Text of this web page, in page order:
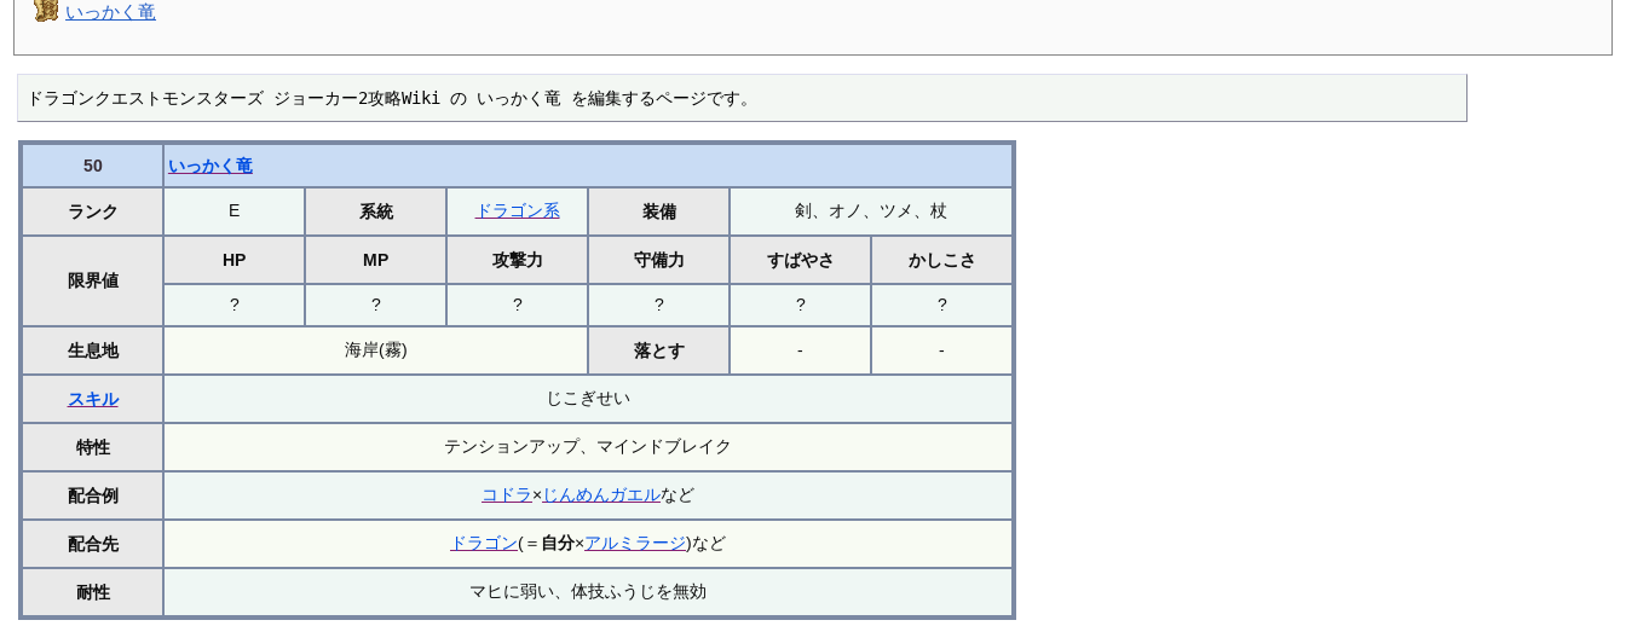
いっかく竜
ドラゴンクエストモンスターズ ジョーカー2攻略Wiki の いっかく竜 を編集するページです。
50 いっかく竜
ランク E 系統 ドラゴン系 装備 剣、オノ、ツメ、杖
限界値
HP MP 攻撃力 守備力 すばやさ かしこさ
? ? ? ? ? ?
生息地 海岸(霧) 落とす - -
スキル じこぎせい
特性 テンションアップ、マインドブレイク
配合例 コドラ× じんめんガエルなど
配合先 ドラゴン(＝ 自分×アルミラージ)など
耐性 マヒに弱い、体技ふうじを無効